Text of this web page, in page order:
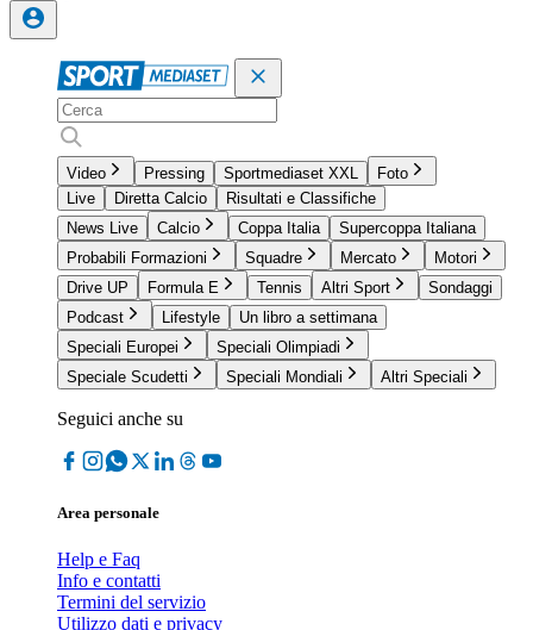
Video Pressing Sportmediaset XXL
Foto
Live
Diretta Calcio
Risultati e Classifiche
News Live
Calcio Coppa Italia
Supercoppa Italiana
Probabili Formazioni
Squadre Mercato
Motori
Drive UP
Formula E Tennis Altri Sport
Sondaggi
Podcast
Lifestyle
Un libro a settimana
Speciali Europei
Speciali Olimpiadi
Speciale Scudetti
Speciali Mondiali Altri Speciali
Seguici anche su
Area personale
Help e Faq
Info e contatti
Termini del servizio
Utilizzo dati e privacy